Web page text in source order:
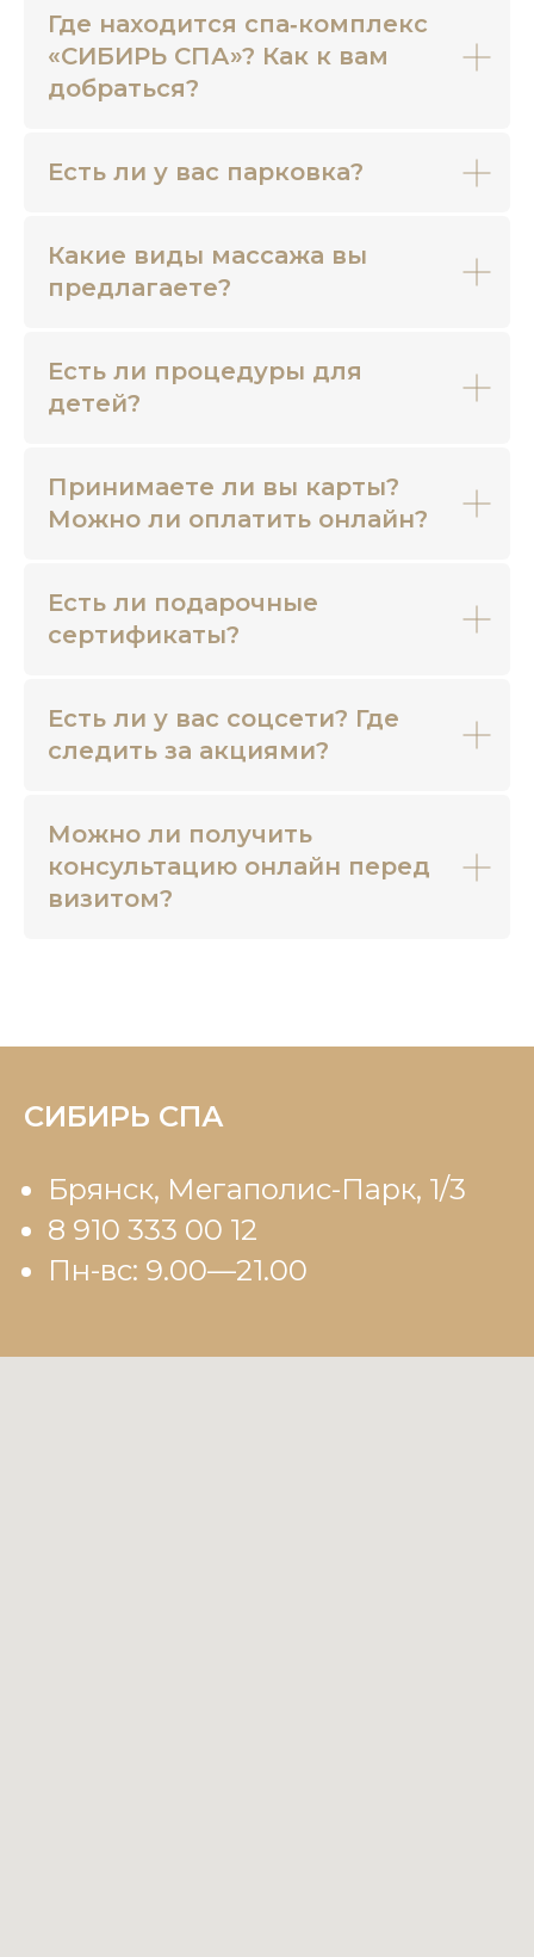
Где находится спа‑комплекс
«СИБИРЬ СПА»? Как к вам
добраться?
Есть ли у вас парковка?
Какие виды массажа вы
предлагаете?
Есть ли процедуры для
детей?
Принимаете ли вы карты?
Можно ли оплатить онлайн?
Есть ли подарочные
сертификаты?
Есть ли у вас соцсети? Где
следить за акциями?
Можно ли получить
консультацию онлайн перед
визитом?
СИБИРЬ СПА
Брянск, Мегаполис-Парк, 1/3
8 910 333 00 12
Пн-вс: 9.00—21.00